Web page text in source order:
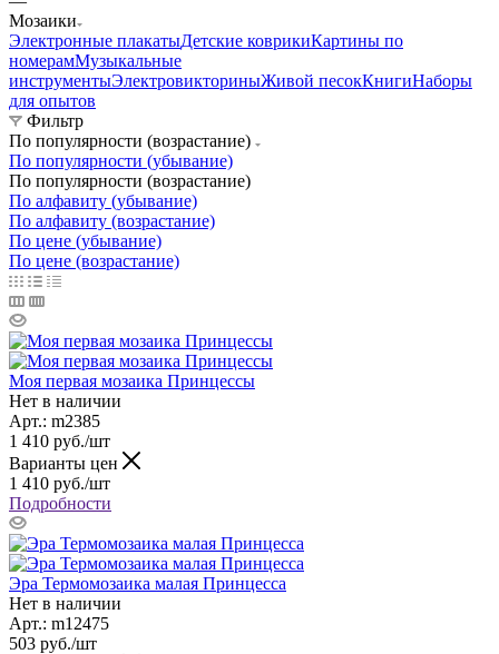
Мозаики
Электронные плакатыДетские коврикиКартины по
номерамМузыкальные
инструментыЭлектровикториныЖивой песокКнигиНаборы
для опытов
Фильтр
По популярности (возрастание)
По популярности (убывание)
По популярности (возрастание)
По алфавиту (убывание)
По алфавиту (возрастание)
По цене (убывание)
По цене (возрастание)
Моя первая мозаика Принцессы
Нет в наличии
Арт.: m2385
1 410 руб./шт
Варианты цен
1 410 руб./шт
Подробности
Эра Термомозаика малая Принцесса
Нет в наличии
Арт.: m12475
503 руб./шт